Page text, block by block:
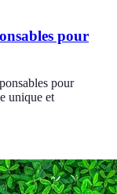
pour
pour
unique et